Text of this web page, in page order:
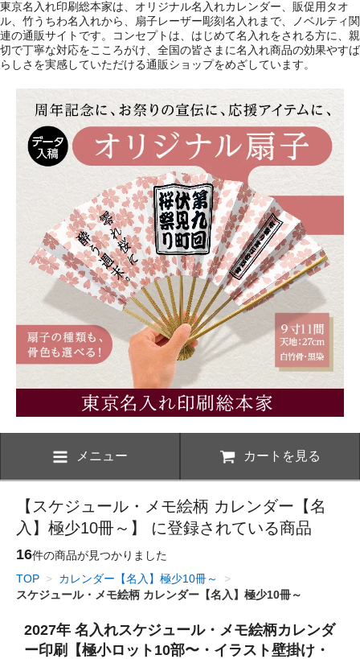
東京名入れ印刷総本家は、オリジナル名入れカレンダー、販促用タオ
ル、竹うちわ名入れから、扇子レーザー彫刻名入れまで、ノベルティ関
連の通販サイトです。コンセプトは、はじめて名入れをされる方に、親
切で丁寧な対応をこころがけ、全国の皆さまに名入れ商品の効果やすば
らしさを実感していただける通販ショップをめざしています。
メニュー カートを見る
【スケジュール・メモ絵柄 カレンダー【名
入】極少10冊～】 に登録されている商品
16件の商品が見つかりました
TOP > カレンダー【名入】極少10冊～
>
スケジュール・メモ絵柄 カレンダー【名入】極少10冊～
2027年 名入れスケジュール・メモ絵柄カレンダ
ー印刷【極小ロット10部〜・イラスト壁掛け・